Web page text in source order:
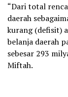
“Dari total
daerah
kurang (defisit)
belanja daerah
sebesar 293
Miftah.